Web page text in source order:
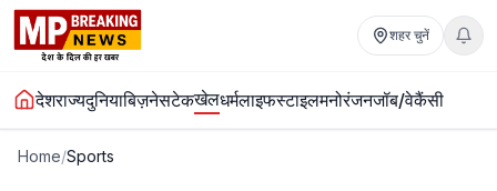
शहर चुनें
देशराज्यदुनियाबिज़नेसटेकखेलधर्मलाइफस्टाइलमनोरंजनजॉब/वेकैंसी
Home/Sports